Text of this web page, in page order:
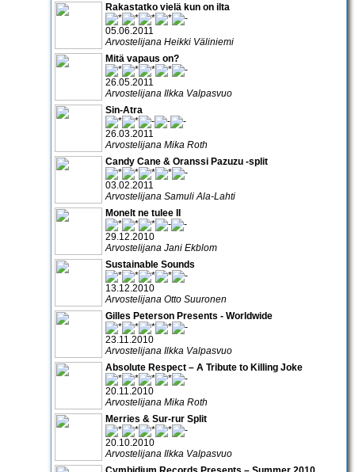
Rakastatko vielä kun on ilta
05.06.2011
Arvostelijana Heikki Väliniemi
Mitä vapaus on?
26.05.2011
Arvostelijana Ilkka Valpasvuo
Sin-Atra
26.03.2011
Arvostelijana Mika Roth
Candy Cane & Oranssi Pazuzu -split
03.02.2011
Arvostelijana Samuli Ala-Lahti
Monelt ne tulee II
29.12.2010
Arvostelijana Jani Ekblom
Sustainable Sounds
13.12.2010
Arvostelijana Otto Suuronen
Gilles Peterson Presents - Worldwide
23.11.2010
Arvostelijana Ilkka Valpasvuo
Absolute Respect – A Tribute to Killing Joke
20.11.2010
Arvostelijana Mika Roth
Merries & Sur-rur Split
20.10.2010
Arvostelijana Ilkka Valpasvuo